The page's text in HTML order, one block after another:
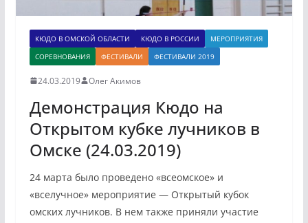
КЮДО В ОМСКОЙ ОБЛАСТИ КЮДО В РОССИИ
МЕРОПРИЯТИЯ
СОРЕВНОВАНИЯ
ФЕСТИВАЛИ ФЕСТИВАЛИ 2019
24.03.2019 Олег Акимов
Демонстрация Кюдо на
Открытом кубке лучников в
Омске (24.03.2019)
24 марта было проведено «всеомское» и
«вселучное» мероприятие — Открытый кубок
омских лучников. В нем также приняли участие